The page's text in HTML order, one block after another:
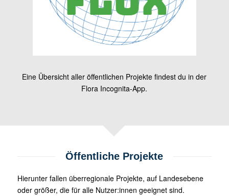
Eine Übersicht aller öffentlichen Projekte findest du in der
Flora Incognita-App.
Öffentliche Projekte
Hierunter fallen überregionale Projekte, auf Landesebene
oder größer, die für alle Nutzer:innen geeignet sind.